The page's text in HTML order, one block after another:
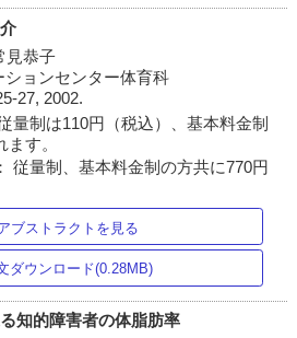
見恭子
ョンセンター体育科
27, 2002.
量制は110円（税込）、基本料金制
す。
従量制、基本料金制の方共に770円
ブストラクトを見る
ダウンロード(0.28MB)
知的障害者の体脂肪率